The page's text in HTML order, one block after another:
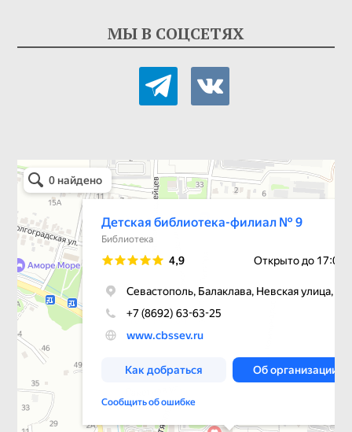
МЫ В СОЦСЕТЯХ
telegramvkontakte
Детская библиотека-филиал № 9
Библиотека в Севастополе